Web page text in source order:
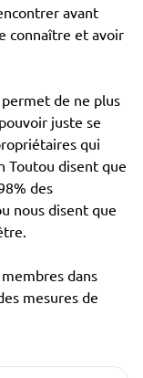
avant
connaître et avoir
de ne plus
juste se
qui
Toutou disent que
des
nous disent que
dans
mesures de